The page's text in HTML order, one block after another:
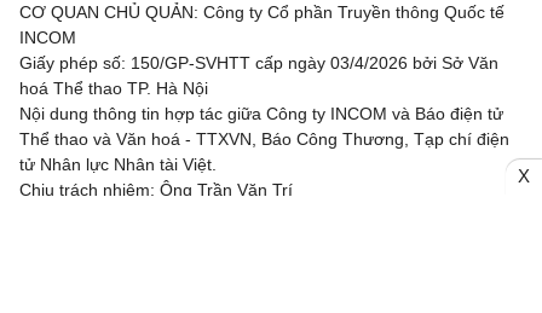
CƠ QUAN CHỦ QUẢN: Công ty Cổ phần Truyền thông Quốc tế
INCOM
Giấy phép số: 150/GP-SVHTT cấp ngày 03/4/2026 bởi Sở Văn
hoá Thể thao TP. Hà Nội
Nội dung thông tin hợp tác giữa Công ty INCOM và Báo điện tử
Thể thao và Văn hoá - TTXVN, Báo Công Thương, Tạp chí điện
tử Nhân lực Nhân tài Việt.
Chịu trách nhiệm: Ông Trần Văn Trí
X